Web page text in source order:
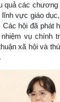
quả các chương
vực giáo
Các hội đã phát
vụ chính
xã hội và